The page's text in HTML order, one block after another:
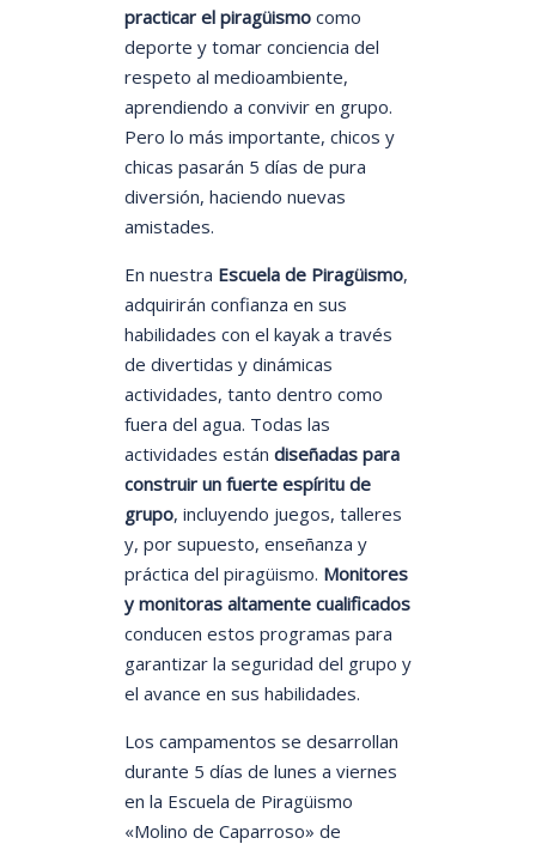
practicar el piragüismo como
deporte y tomar conciencia del
respeto al medioambiente,
aprendiendo a convivir en grupo.
Pero lo más importante, chicos y
chicas pasarán 5 días de pura
diversión, haciendo nuevas
amistades.
En nuestra Escuela de Piragüismo,
adquirirán confianza en sus
habilidades con el kayak a través
de divertidas y dinámicas
actividades, tanto dentro como
fuera del agua. Todas las
actividades están diseñadas para
construir un fuerte espíritu de
grupo, incluyendo juegos, talleres
y, por supuesto, enseñanza y
práctica del piragüismo. Monitores
y monitoras altamente cualificados
conducen estos programas para
garantizar la seguridad del grupo y
el avance en sus habilidades.
Los campamentos se desarrollan
durante 5 días de lunes a viernes
en la Escuela de Piragüismo
«Molino de Caparroso» de